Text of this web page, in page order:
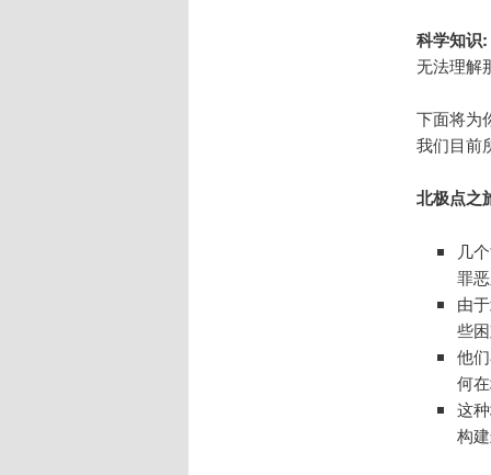
科学知识:
无法理解
下面将为
我们目前
北极点之
几
罪
由
些
他
何
这
构